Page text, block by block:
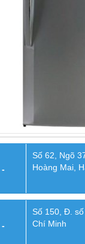
Số 62, Ngõ
Hoàng Mai,
Số 150, Đ.
Chí Minh